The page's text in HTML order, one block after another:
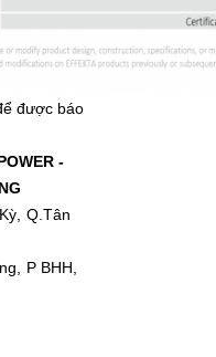
được báo
-
Q.Tân
P BHH,